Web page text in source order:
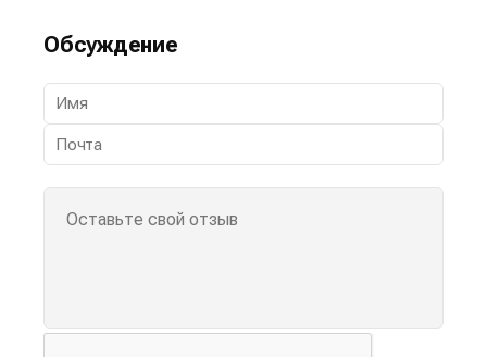
Обсуждение